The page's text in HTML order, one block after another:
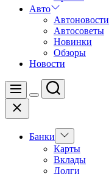
Авто
Автоновости
Автосоветы
Новинки
Обзоры
Новости
Меню
Цвет
Поиск
Закрыть
Банки
Показать
подменю
Карты
Вклады
Долги